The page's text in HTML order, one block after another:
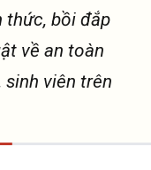
thức, bồi đắp
về an toàn
viên trên